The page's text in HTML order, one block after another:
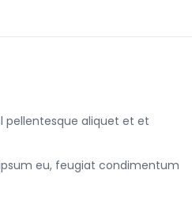
pellentesque aliquet et et
eu, feugiat condimentum